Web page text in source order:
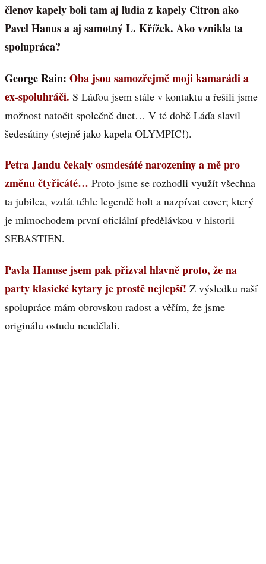
členov kapely boli tam aj ľudia z kapely Citron ako
Pavel Hanus a aj samotný L. Křížek. Ako vznikla ta
spolupráca?
George Rain: Oba jsou samozřejmě moji kamarádi a
ex-spoluhráči. S Láďou jsem stále v kontaktu a řešili jsme
možnost natočit společně duet… V té době Láďa slavil
šedesátiny (stejně jako kapela OLYMPIC!).
Petra Jandu čekaly osmdesáté narozeniny a mě pro
změnu čtyřicáté… Proto jsme se rozhodli využít všechna
ta jubilea, vzdát téhle legendě holt a nazpívat cover; který
je mimochodem první oficiální předělávkou v historii
SEBASTIEN.
Pavla Hanuse jsem pak přizval hlavně proto, že na
party klasické kytary je prostě nejlepší! Z výsledku naší
spolupráce mám obrovskou radost a věřím, že jsme
originálu ostudu neudělali.